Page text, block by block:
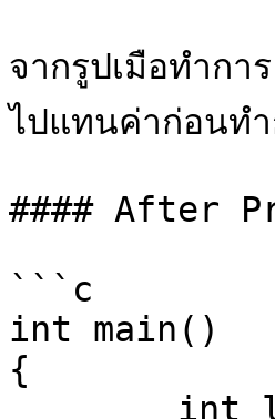
จากรูปเมือทำก
ไปแทนค่าก่อนท
#### After
```c
int main()
{